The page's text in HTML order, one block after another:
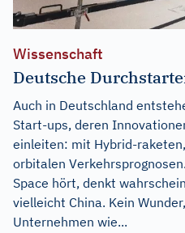
Wissenschaft
Deutsche
Auch in Deutschland
Start-ups, deren
einleiten: mit Hybrid-
orbitalen
Space hört, denkt
vielleicht China. Kein
Unternehmen wie...